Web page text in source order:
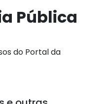
Pública
do Portal da